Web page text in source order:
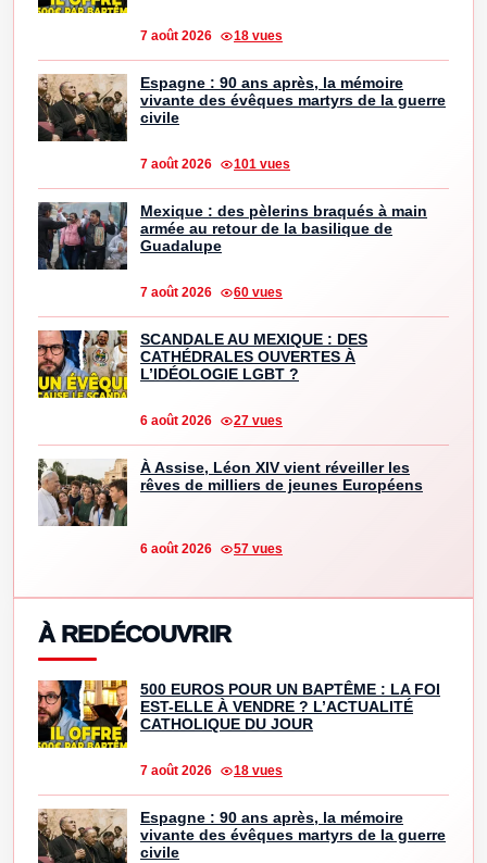
7 août 2026 18 vues
Espagne : 90 ans après, la mémoire
vivante des évêques martyrs de la guerre
civile
7 août 2026 101 vues
Mexique : des pèlerins braqués à main
armée au retour de la basilique de
Guadalupe
7 août 2026 60 vues
SCANDALE AU MEXIQUE : DES
CATHÉDRALES OUVERTES À
L’IDÉOLOGIE LGBT ?
6 août 2026 27 vues
À Assise, Léon XIV vient réveiller les
rêves de milliers de jeunes Européens
6 août 2026 57 vues
À REDÉCOUVRIR
500 EUROS POUR UN BAPTÊME : LA FOI
EST-ELLE À VENDRE ? L’ACTUALITÉ
CATHOLIQUE DU JOUR
7 août 2026 18 vues
Espagne : 90 ans après, la mémoire
vivante des évêques martyrs de la guerre
civile